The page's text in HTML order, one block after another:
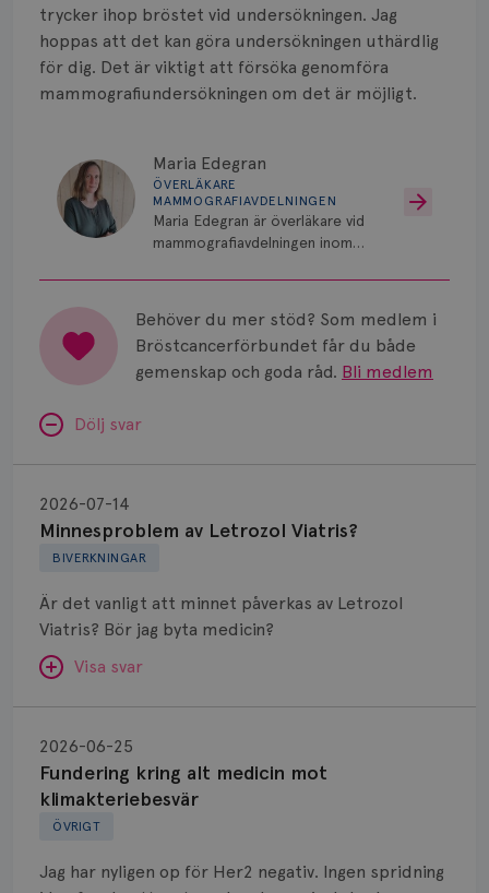
trycker ihop bröstet vid undersökningen. Jag
hoppas att det kan göra undersökningen uthärdlig
för dig. Det är viktigt att försöka genomföra
mammografiundersökningen om det är möjligt.
Maria Edegran
ÖVERLÄKARE
MAMMOGRAFIAVDELNINGEN
Maria Edegran är överläkare vid
mammografiavdelningen inom
Behöver du mer stöd? Som medlem i
Bröstcancerförbundet får du både
gemenskap och goda råd. Bli medlem
Dölj svar
BIVERKNINGAR
Minnesproblem av Letrozol Viatris?
2026-07-14
Är det vanligt att minnet påverkas av Letrozol
Viatris? Bör jag byta medicin?
Visa svar
SVAR:
Hej. Oavsett vilken hormonsänkande behandling
(men även cytostatika) man får så kan en del
uppleva negativ påverkan på minnet. Prata din
märke eller annan aromatashämmare. Det kan ofta
Letrozol
Viatris?
ÖVRIGT
Fundering kring alt medicin mot
klimakteriebesvär
2026-06-25
Jag har nyligen op för Her2 negativ. Ingen spridning
kring
medicin